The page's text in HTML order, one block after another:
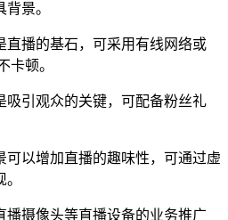
景。
直播的基石，可采用有线网络或
卡顿。
吸引观众的关键，可配备粉丝礼
可以增加直播的趣味性，可通过虚
播摄像头等直播设备的业务推广